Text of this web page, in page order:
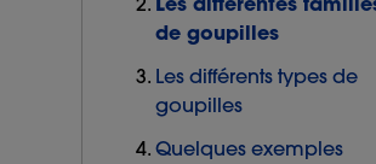
de goupilles
Les différents types de
goupilles
Quelques exemples